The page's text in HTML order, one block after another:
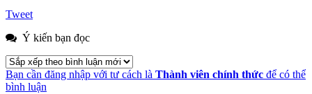
Tweet
Ý kiến bạn đọc
Bạn cần đăng nhập với tư cách là Thành viên chính thức để có thể
bình luận